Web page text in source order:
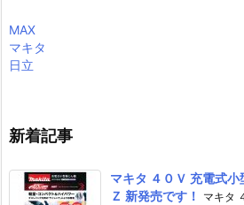
MAX
マキタ
日立
新着記事
マキタ ４０Ｖ 充電式
Ｚ 新発売です！
マキタ